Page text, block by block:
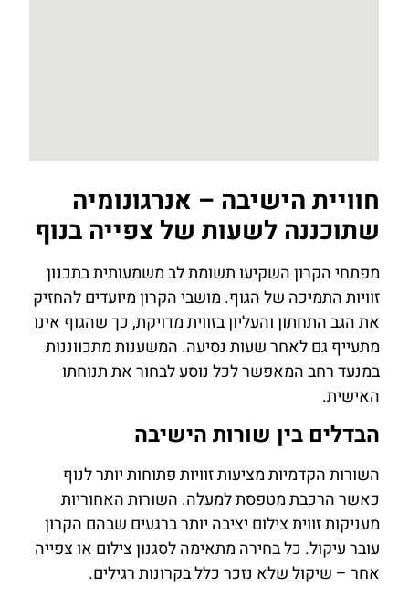
חוויית הישיבה – אנרגונומיה
שתוכננה לשעות של צפייה בנוף
מפתחי הקרון השקיעו תשומת לב משמעותית בתכנון
זוויות התמיכה של הגוף. מושבי הקרון מיועדים להחזיק
את הגב התחתון והעליון בזווית מדויקת, כך שהגוף אינו
מתעייף גם לאחר שעות נסיעה. המשענות מתכווננות
במנעד רחב המאפשר לכל נוסע לבחור את תנוחתו
האישית.
הבדלים בין שורות הישיבה
השורות הקדמיות מציעות זוויות פתוחות יותר לנוף
כאשר הרכבת מטפסת למעלה. השורות האחוריות
מעניקות זווית צילום יציבה יותר ברגעים שבהם הקרון
עובר עיקול. כל בחירה מתאימה לסגנון צילום או צפייה
אחר – שיקול שלא נזכר כלל בקרונות רגילים.